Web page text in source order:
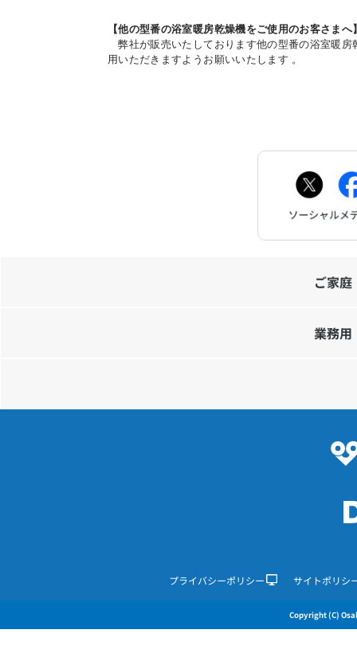
【他の型番の浴室暖房乾燥機をご使用のお客さまへ
弊社が販売いたしております他の型番の浴室暖房
用いただきますようお願いいたします 。
ご家
業務用
プライバシーポリシー サイトポリシ
Copyright (C)